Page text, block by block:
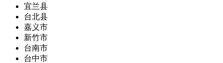
宜兰县
台北县
嘉义市
新竹市
台南市
台中市